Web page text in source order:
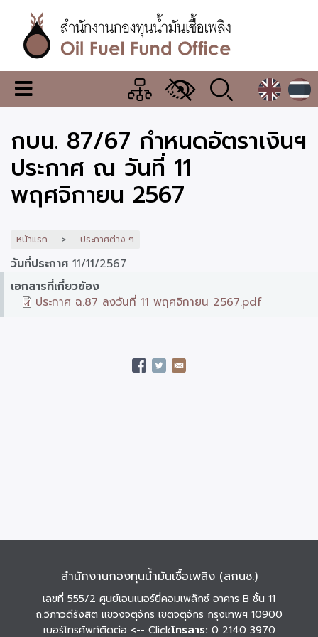
เนื้อหา
หลักสำนักงาน
กองทุน
น้ำมัน
เชื้อ
เพลิง
เมนู
เปลี่ยน
แสดง
ผล
กบน. 87/67 กำหนดอัตราเงินฯ
ประกาศ ณ วันที่ 11
พฤศจิกายน 2567
หน้าแรก ประกาศต่าง ๆ
วันที่ประกาศ 11/11/2567
เอกสารที่เกี่ยวข้อง
ประกาศ ฉ.87 ลงวันที่ 11 พฤศจิกายน 2567.pdf
สำนักงานกองทุนน้ำมันเชื้อเพลิง (สกนช.)
เลขที่ 555/2 ศูนย์เอนเนอร์ยี่คอมเพล็กซ์ อาคาร B ชั้น 11
ถ.วิภาวดีรังสิต แขวงจตุจักร เขตจตุจักร กรุงเทพฯ 10900
เบอร์โทรศัพท์ติดต่อ <-- Clickโทรสาร: 0 2140 3970